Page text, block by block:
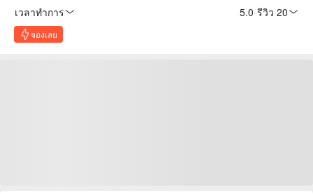
เวลาทำการ
5.0 รีวิว 20
จองเลย